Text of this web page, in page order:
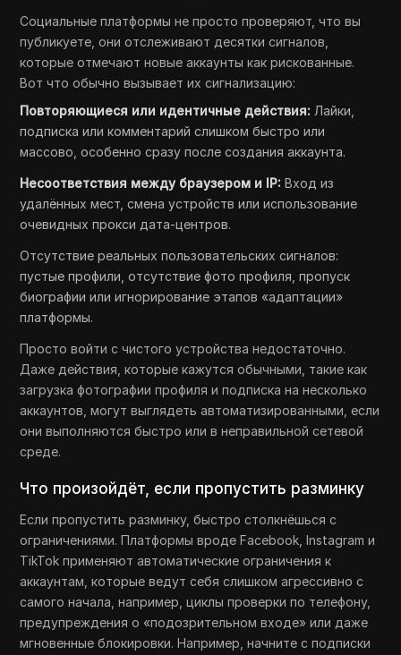
Социальные платформы не просто проверяют, что вы
публикуете, они отслеживают десятки сигналов,
которые отмечают новые аккаунты как рискованные.
Вот что обычно вызывает их сигнализацию:
Повторяющиеся или идентичные действия: Лайки,
подписка или комментарий слишком быстро или
массово, особенно сразу после создания аккаунта.
Несоответствия между браузером и IP: Вход из
удалённых мест, смена устройств или использование
очевидных прокси дата-центров.
Отсутствие реальных пользовательских сигналов:
пустые профили, отсутствие фото профиля, пропуск
биографии или игнорирование этапов «адаптации»
платформы.
Просто войти с чистого устройства недостаточно.
Даже действия, которые кажутся обычными, такие как
загрузка фотографии профиля и подписка на несколько
аккаунтов, могут выглядеть автоматизированными, если
они выполняются быстро или в неправильной сетевой
среде.
Что произойдёт, если пропустить разминку
Если пропустить разминку, быстро столкнёшься с
ограничениями. Платформы вроде Facebook, Instagram и
TikTok применяют автоматические ограничения к
аккаунтам, которые ведут себя слишком агрессивно с
самого начала, например, циклы проверки по телефону,
предупреждения о «подозрительном входе» или даже
мгновенные блокировки. Например, начните с подписки